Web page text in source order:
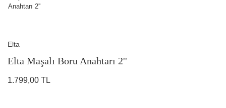
Elta
Elta Maşalı Boru Anahtarı 2''
1.799,00 TL